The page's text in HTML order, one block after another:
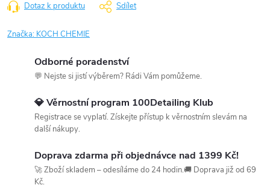
Dotaz k produktu Sdílet
Značka: KOCH CHEMIE
Odborné poradenství
💬 Nejste si jistí výběrem? Rádi Vám pomůžeme.
💎 Věrnostní program 100Detailing Klub
Registrace se vyplatí. Získejte přístup k věrnostním slevám na
další nákupy.
Doprava zdarma při objednávce nad 1399 Kč!
🚀 Zboží skladem – odesíláme do 24 hodin.🚚 Doprava již od 69
Kč.